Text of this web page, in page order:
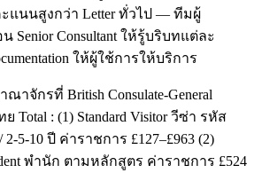
แนนสูงกว่า Letter ทั่วไป — ทีมผู้
Senior Consultant ให้รู้บริบทแต่ละ
ให้ผู้ใช้การให้บริการ
าจักรที่ British Consulate-General
Total : (1) Standard Visitor วีซ่า รหัส
5-10 ปี ค่าราชการ £127–£963 (2)
พำนัก ตามหลักสูตร ค่าราชการ £524